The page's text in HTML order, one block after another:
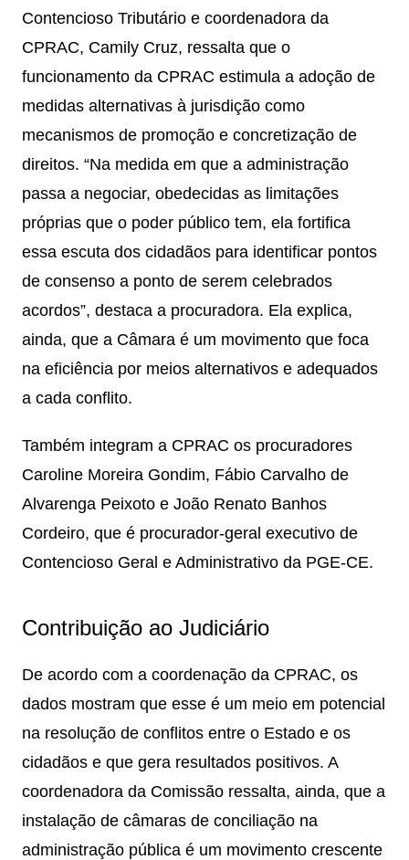
Contencioso Tributário e coordenadora da
CPRAC, Camily Cruz, ressalta que o
funcionamento da CPRAC estimula a adoção de
medidas alternativas à jurisdição como
mecanismos de promoção e concretização de
direitos. “Na medida em que a administração
passa a negociar, obedecidas as limitações
próprias que o poder público tem, ela fortifica
essa escuta dos cidadãos para identificar pontos
de consenso a ponto de serem celebrados
acordos”, destaca a procuradora. Ela explica,
ainda, que a Câmara é um movimento que foca
na eficiência por meios alternativos e adequados
a cada conflito.
Também integram a CPRAC os procuradores
Caroline Moreira Gondim, Fábio Carvalho de
Alvarenga Peixoto e João Renato Banhos
Cordeiro, que é procurador-geral executivo de
Contencioso Geral e Administrativo da PGE-CE.
Contribuição ao Judiciário
De acordo com a coordenação da CPRAC, os
dados mostram que esse é um meio em potencial
na resolução de conflitos entre o Estado e os
cidadãos e que gera resultados positivos. A
coordenadora da Comissão ressalta, ainda, que a
instalação de câmaras de conciliação na
administração pública é um movimento crescente